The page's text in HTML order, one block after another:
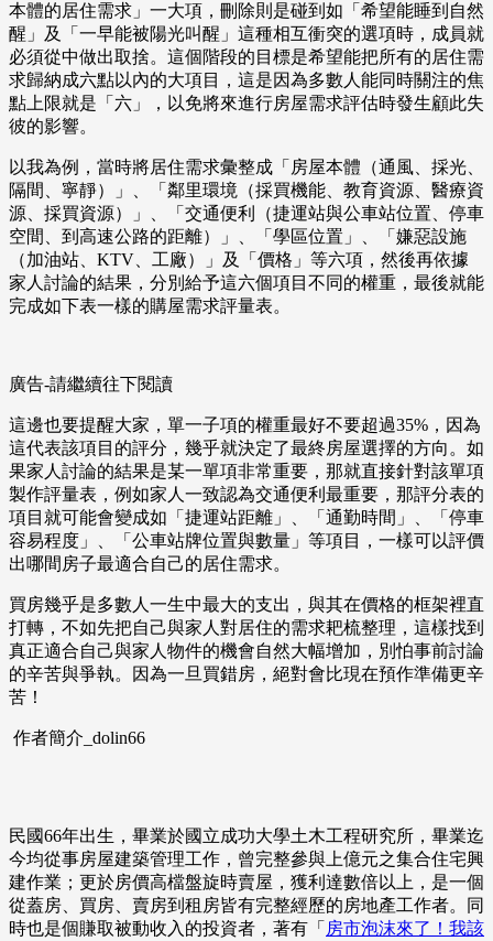
本體的居住需求」一大項，刪除則是碰到如「希望能睡到自然
醒」及「一早能被陽光叫醒」這種相互衝突的選項時，成員就
必須從中做出取捨。這個階段的目標是希望能把所有的居住需
求歸納成六點以內的大項目，這是因為多數人能同時關注的焦
點上限就是「六」，以免將來進行房屋需求評估時發生顧此失
彼的影響。
以我為例，當時將居住需求彙整成「房屋本體（通風、採光、
隔間、寧靜）」、「鄰里環境（採買機能、教育資源、醫療資
源、採買資源）」、「交通便利（捷運站與公車站位置、停車
空間、到高速公路的距離）」、「學區位置」、「嫌惡設施
（加油站、KTV、工廠）」及「價格」等六項，然後再依據
家人討論的結果，分別給予這六個項目不同的權重，最後就能
完成如下表一樣的購屋需求評量表。
廣告-請繼續往下閱讀
這邊也要提醒大家，單一子項的權重最好不要超過35%，因為
這代表該項目的評分，幾乎就決定了最終房屋選擇的方向。如
果家人討論的結果是某一單項非常重要，那就直接針對該單項
製作評量表，例如家人一致認為交通便利最重要，那評分表的
項目就可能會變成如「捷運站距離」、「通勤時間」、「停車
容易程度」、「公車站牌位置與數量」等項目，一樣可以評價
出哪間房子最適合自己的居住需求。
買房幾乎是多數人一生中最大的支出，與其在價格的框架裡直
打轉，不如先把自己與家人對居住的需求耙梳整理，這樣找到
真正適合自己與家人物件的機會自然大幅增加，別怕事前討論
的辛苦與爭執。因為一旦買錯房，絕對會比現在預作準備更辛
苦！
作者簡介_dolin66
民國66年出生，畢業於國立成功大學土木工程研究所，畢業迄
今均從事房屋建築管理工作，曾完整參與上億元之集合住宅興
建作業；更於房價高檔盤旋時賣屋，獲利達數倍以上，是一個
從蓋房、買房、賣房到租房皆有完整經歷的房地產工作者。同
時也是個賺取被動收入的投資者，著有「 房市泡沫來了！我該